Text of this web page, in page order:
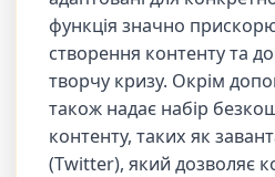
функція значно
створення контенту та
творчу кризу. Окрім
також надає набір
контенту, таких як
(Twitter), який дозволяє